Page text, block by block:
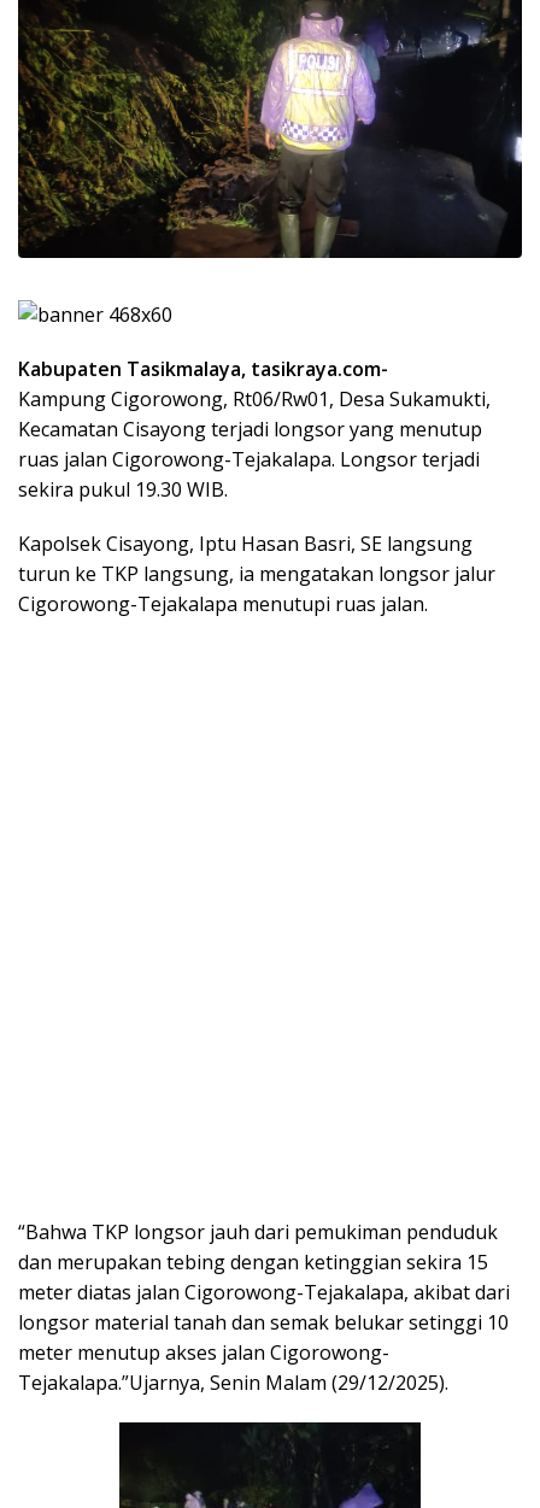
Kabupaten Tasikmalaya, tasikraya.com-
Kampung Cigorowong, Rt06/Rw01, Desa Sukamukti,
Kecamatan Cisayong terjadi longsor yang menutup
ruas jalan Cigorowong-Tejakalapa. Longsor terjadi
sekira pukul 19.30 WIB.
Kapolsek Cisayong, Iptu Hasan Basri, SE langsung
turun ke TKP langsung, ia mengatakan longsor jalur
Cigorowong-Tejakalapa menutupi ruas jalan.
“Bahwa TKP longsor jauh dari pemukiman penduduk
dan merupakan tebing dengan ketinggian sekira 15
meter diatas jalan Cigorowong-Tejakalapa, akibat dari
longsor material tanah dan semak belukar setinggi 10
meter menutup akses jalan Cigorowong-
Tejakalapa.”Ujarnya, Senin Malam (29/12/2025).